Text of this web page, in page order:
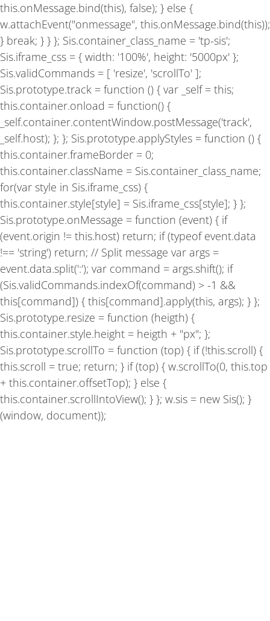
this.onMessage.bind(this), false); } else {
w.attachEvent("onmessage", this.onMessage.bind(this));
} break; } } }; Sis.container_class_name = 'tp-sis';
Sis.iframe_css = { width: '100%', height: '5000px' };
Sis.validCommands = [ 'resize', 'scrollTo' ];
Sis.prototype.track = function () { var _self = this;
this.container.onload = function() {
_self.container.contentWindow.postMessage('track',
_self.host); }; }; Sis.prototype.applyStyles = function () {
this.container.frameBorder = 0;
this.container.className = Sis.container_class_name;
for(var style in Sis.iframe_css) {
this.container.style[style] = Sis.iframe_css[style]; } };
Sis.prototype.onMessage = function (event) { if
(event.origin != this.host) return; if (typeof event.data
!== 'string') return; // Split message var args =
event.data.split(':'); var command = args.shift(); if
(Sis.validCommands.indexOf(command) > -1 &&
this[command]) { this[command].apply(this, args); } };
Sis.prototype.resize = function (heigth) {
this.container.style.height = heigth + "px"; };
Sis.prototype.scrollTo = function (top) { if (!this.scroll) {
this.scroll = true; return; } if (top) { w.scrollTo(0, this.top
+ this.container.offsetTop); } else {
this.container.scrollIntoView(); } }; w.sis = new Sis(); }
(window, document));